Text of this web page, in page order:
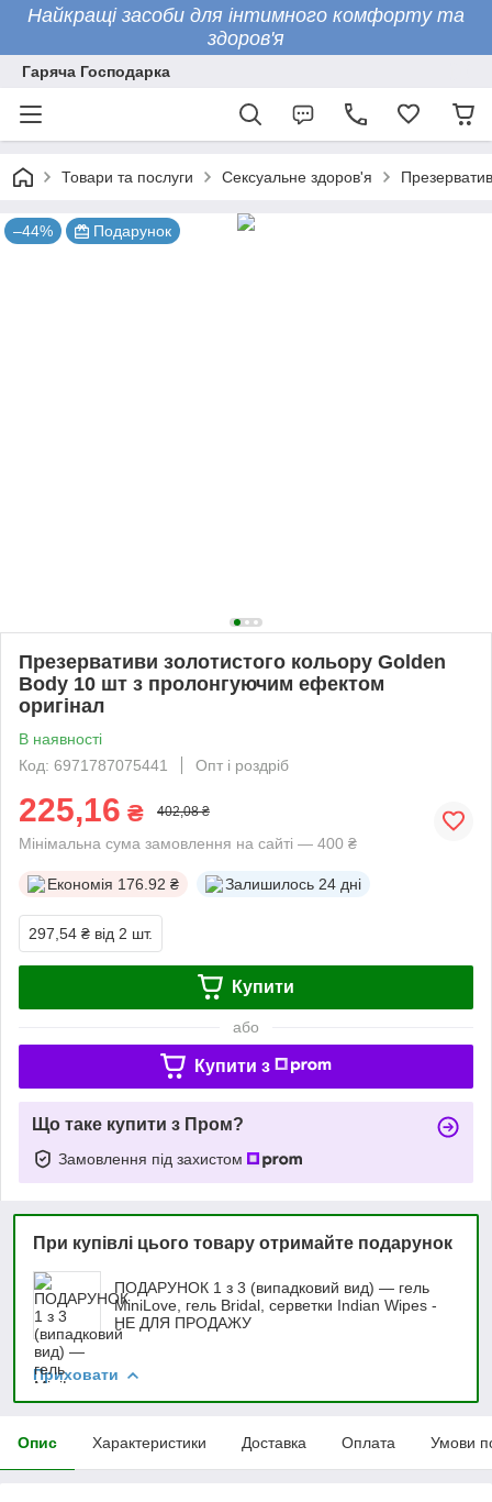
Найкращі засоби для інтимного комфорту та
здоров'я
Гаряча Господарка
Товари та послуги Сексуальне здоров'я
–44% Подарунок
Презервативи золотистого кольору Golden
Body 10 шт з пролонгуючим ефектом
оригінал
В наявності
Код: 6971787075441
Опт і роздріб
225,16 ₴ 402,08 ₴
Мінімальна сума замовлення на сайті — 400 ₴
Економія 176.92 ₴ Залишилось 24 дні
297,54 ₴ від 2 шт.
Купити
або
Купити з
Що таке купити з Пром?
Замовлення під захистом
При купівлі цього товару отримайте подарунок
ПОДАРУНОК 1 з 3 (випадковий вид) — гель
MiniLove, гель Bridal, серветки Indian Wipes -
НЕ ДЛЯ ПРОДАЖУ
Приховати
Опис Характеристики Доставка Оплата Умови